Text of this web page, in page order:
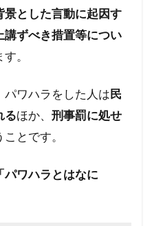
景とした言動に起因す
講ずべき措置等につい
。
ワハラをした人は民
るほか、 刑事罰に処せ
ことです。
「パワハラとはなに
トーカー
ナチズム
統領
デマ
ディープステート
島火災
マウイ島